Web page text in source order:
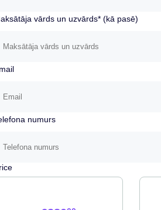
vārds un uzvārds* (kā pasē)
numurs